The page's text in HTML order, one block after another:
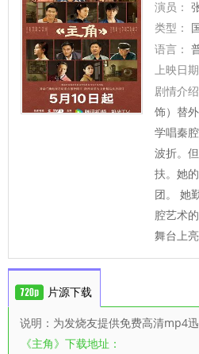
演员：
类型：
语言：
上映日期
剧情介绍
饰）替
学唱秦
波折。
扶。她
团。 她
腔艺术
舞台上亮
片源下载
说明：为发烧友提供免费高清mp4
《主角》下载地址：